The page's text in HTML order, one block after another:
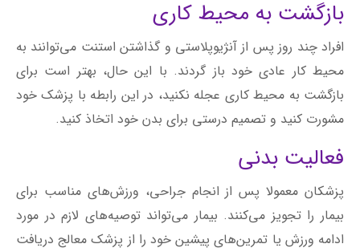
فعالیت بدنی
پزشکان معمولا پس از انجام جراحی، ورزش‌های مناسب برای
بیمار را تجویز می‌کنند. بیمار می‌تواند توصیه‌های لازم در مورد
ادامه ورزش یا تمرین‌های پیشین خود را از پزشک معالج دریافت
کند.
دکتر نادر افشاری
2.4/5 - (146 امتیاز)